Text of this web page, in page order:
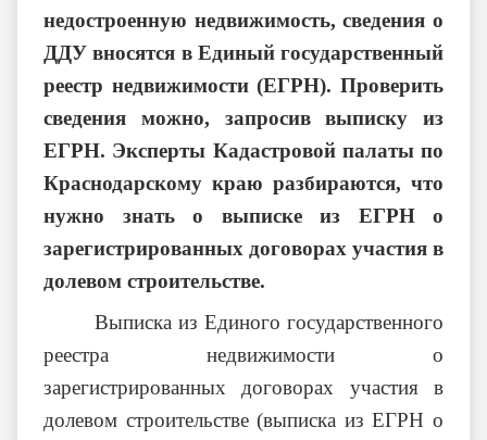
недостроенную недвижимость, сведения о
ДДУ вносятся в Единый государственный
реестр недвижимости (ЕГРН). Проверить
сведения можно, запросив выписку из
ЕГРН. Эксперты Кадастровой палаты по
Краснодарскому краю разбираются, что
нужно знать о выписке из ЕГРН о
зарегистрированных договорах участия в
долевом строительстве.
Выписка из Единого государственного
реестра недвижимости о
зарегистрированных договорах участия в
долевом строительстве (выписка из ЕГРН о